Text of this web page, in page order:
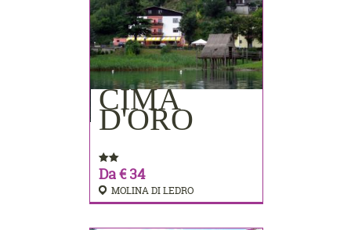
CIMA
D'ORO
Da € 34
MOLINA DI LEDRO
PRENOTA